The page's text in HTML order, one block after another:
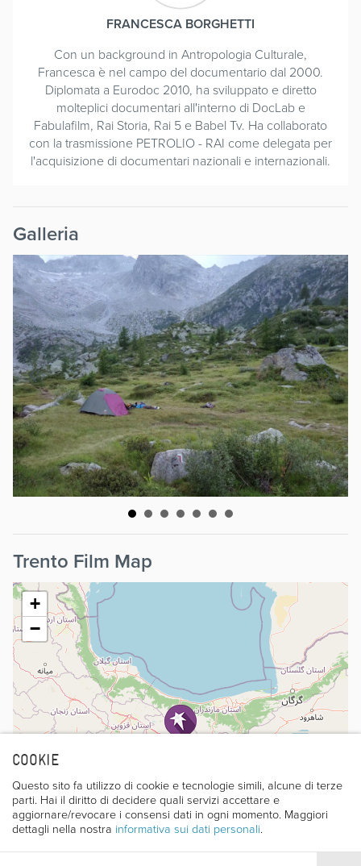
COOKIE
Questo sito fa utilizzo di cookie e tecnologie simili, alcune di terze
parti. Hai il diritto di decidere quali servizi accettare e
aggiornare/revocare i consensi dati in ogni momento. Maggiori
dettagli nella nostra informativa sui dati personali.
FRANCESCA BORGHETTI
Con un background in Antropologia Culturale,
Francesca è nel campo del documentario dal 2000.
Diplomata a Eurodoc 2010, ha sviluppato e diretto
molteplici documentari all'interno di DocLab e
Fabulafilm, Rai Storia, Rai 5 e Babel Tv. Ha collaborato
con la trasmissione PETROLIO - RAI come delegata per
l'acquisizione di documentari nazionali e internazionali.
Galleria
Trento Film Map
+
−